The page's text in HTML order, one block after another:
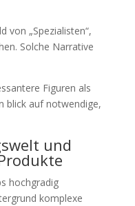
von „Spezialisten“,
Solche Narrative
Figuren als
blick auf notwendige,
und
hochgradig
komplexe